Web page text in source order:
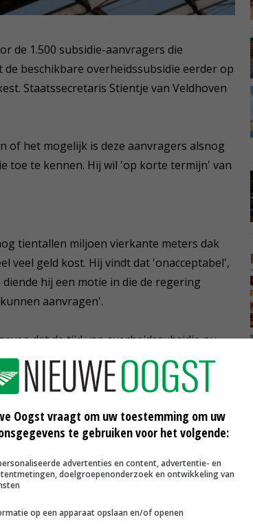
de 1.500 subsidie-aanvragers die
beschikbare overheidssubsidie eerder op
Staatssecretaris Stientje van Veldhoven
of het mogelijk is deze aanvragers alsnog
toe te kennen. Hij wil 'op korte termijn' van
tientallen miljoen vierkante meters dak
veel geld kost. Hij vindt dat 'onacceptabel',
hij een motie in die de regering
aanvragen'.
dat de tijd van overheidssubsidie nu
op het fonds dat opgezet gaat worden
'We gaan van subsidie naar een
dinsdag zal er over worden gestemd
er over denken.
het agrarische bedrijfsleven worden
Oogst vraagt om uw toestemming om uw
te gebruiken voor het volgende:
advertenties en content, advertentie- en
doelgroepenonderzoek en ontwikkeling van
op een apparaat opslaan en/of openen